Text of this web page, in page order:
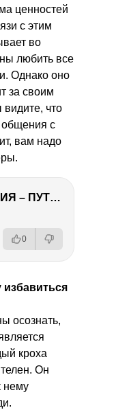
ценностей
с этим
во
любить все
Однако оно
за своим
что
с
вам надо
СЕВЕРНАЯ ОСЕТИЯ – ПУТЕШЕСТВИЕ НА КАВКАЗ часть 4
0
избавиться
осознать,
кроха
Он
нему